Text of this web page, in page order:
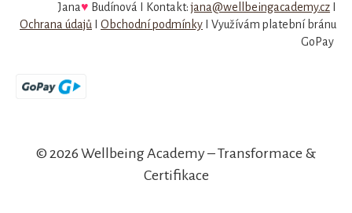
Jana♥ Budínová Ι Kontakt:jana@wellbeingacademy.cz
Ochrana údajů
Obchodní podmínky Ι Využívám platební bránu
GoPay
© 2026 Wellbeing Academy – Transformace &
Certifikace